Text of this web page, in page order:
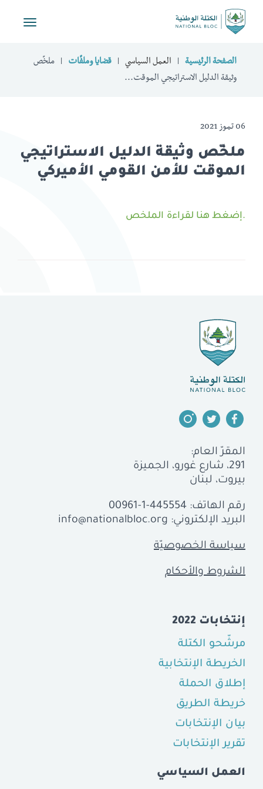
Toggle
الصفحة الرئيسية العمل السياسي قضايا وملفّات
ملخّص
وثيقة الدليل الاستراتيجي الموقت...
06 تموز 2021
ملخّص وثيقة الدليل الاستراتيجي
الموقت للأمن القومي الأميركي
.إضغط هنا لقراءة الملخص
المقرّ العام:
291، شارع غورو، الجميزة
بيروت، لبنان
رقم الهاتف: 00961-1-445554
البريد الإلكتروني: info@nationalbloc.org
سياسة الخصوصيّة
الشروط والأحكام
إنتخابات 2022
مرشّحو الكتلة
الخريطة الإنتخابية
إطلاق الحملة
خريطة الطريق
بيان الإنتخابات
تقرير الإنتخابات
العمل السياسي